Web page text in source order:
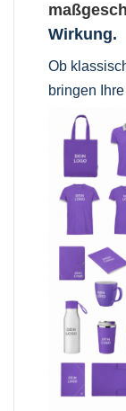
Wirkung.
Ob
bringen